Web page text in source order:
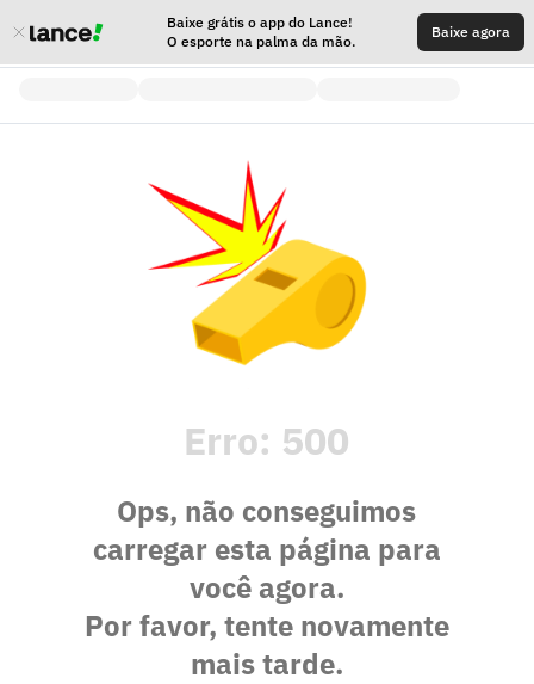
Baixe grátis o app do Lance!
O esporte na palma da mão.
Baixe agora
Erro: 500
Ops, não conseguimos
carregar esta página para
você agora.
Por favor, tente novamente
mais tarde.